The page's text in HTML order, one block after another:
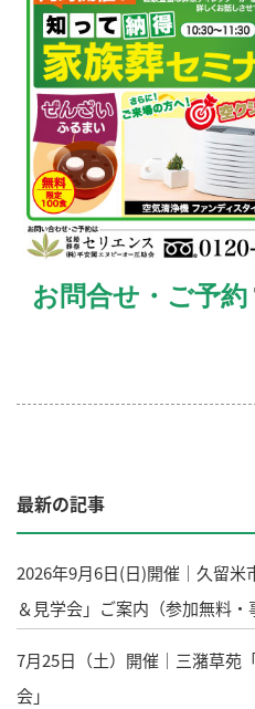
お問合せ・ご予約
最新の記事
2026年9月6日(日)開催｜久留
＆見学会」ご案内（参加無料・
7月25日（土）開催｜三潴草苑
会」